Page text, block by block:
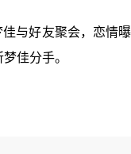
与好友聚会，恋情
佳分手。